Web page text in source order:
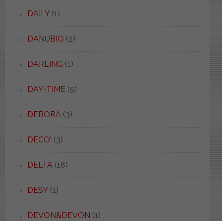
DAILY(1)
DANUBIO (2)
DARLING (1)
DAY-TIME(5)
DEBORA(3)
DECO' (3)
DELTA(18)
DESY(1)
DEVON&DEVON (1)